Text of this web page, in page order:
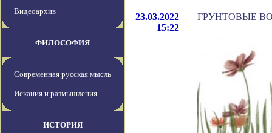
Видеоархив
ФИЛОСОФИЯ
Современная русская мысль
Искания и размышления
ИСТОРИЯ
23.03.2022
15:22
ГРУНТОВЫЕ